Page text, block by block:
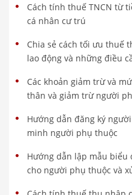
Cách tính thuế TNCN từ
cá nhân cư trú
Chia sẻ cách tối ưu thuế
lao động và những điều
Các khoản giảm trừ và
thân và giảm trừ người
Hướng dẫn đăng ký
minh người phụ thuộc
Hướng dẫn lập mẫu biểu
cho người phụ thuộc và